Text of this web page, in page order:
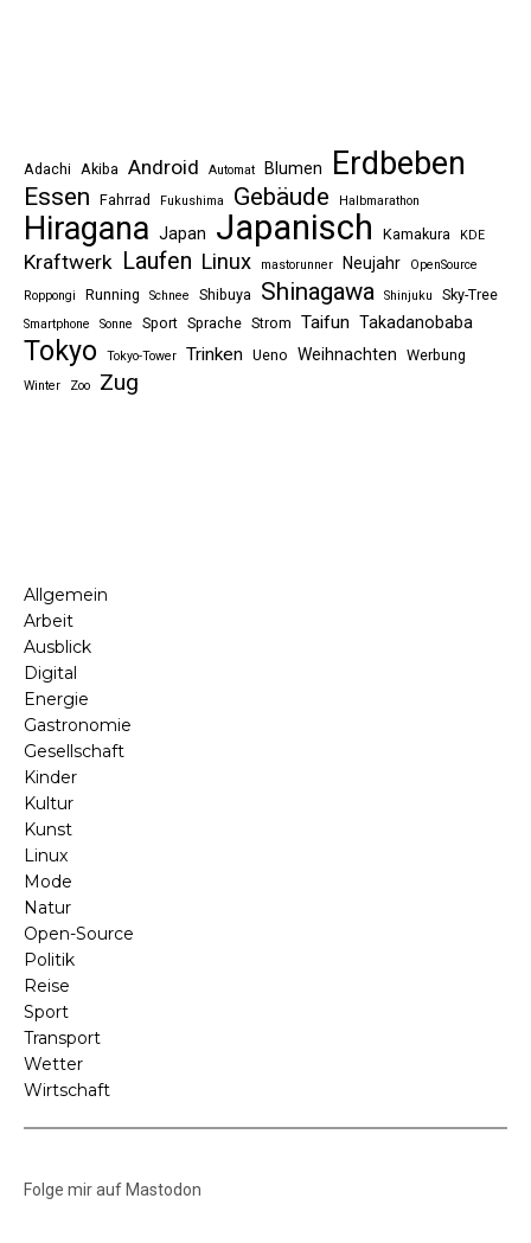
Adachi Akiba Android Automat Blumen Erdbeben
Essen Fahrrad Fukushima Gebäude Halbmarathon
Hiragana Japan Japanisch Kamakura KDE
Kraftwerk Laufen Linux mastorunner Neujahr
OpenSource
Roppongi
Running Schnee Shibuya Shinagawa Shinjuku Sky-Tree
Smartphone Sonne Sport Sprache Strom Taifun Takadanobaba
Tokyo Tokyo-Tower Trinken Ueno Weihnachten Werbung
Winter Zoo Zug
Allgemein
Arbeit
Ausblick
Digital
Energie
Gastronomie
Gesellschaft
Kinder
Kultur
Kunst
Linux
Mode
Natur
Open-Source
Politik
Reise
Sport
Transport
Wetter
Wirtschaft
Folge mir auf Mastodon